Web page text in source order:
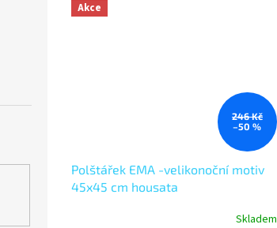
Akce
246 Kč
–50 %
Polštářek EMA -velikonoční motiv
45x45 cm housata
Skladem